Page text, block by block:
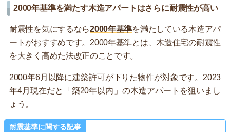
2000年基準を満たす木造アパートはさらに耐震性が高い
耐震性を気にするなら2000年基準を満たしている木造アパ
ートがおすすめです。2000年基準とは、木造住宅の耐震性
を大きく高めた法改正のことです。
2000年6月以降に建築許可が下りた物件が対象です。2023
年4月現在だと「築20年以内」の木造アパートを狙いまし
ょう。
耐震基準に関する記事